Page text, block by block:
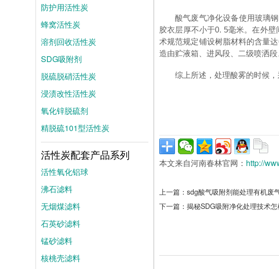
酸气废气净化设备使用玻璃
胶衣层厚不小于0. 5毫米。在外
术规范规定铺设树脂材料的含量
造由贮液箱、进风段、二级喷洒
综上所述，处理酸雾的时候，
本文来自河南春林官网： http://
上一篇： sdg酸气吸附剂能处理有机废
下一篇： 揭秘SDG吸附净化处理技术
防护用活性炭
蜂窝活性炭
溶剂回收活性炭
SDG吸附剂
脱硫脱硝活性炭
浸渍改性活性炭
氧化锌脱硫剂
精脱硫101型活性炭
活性炭配套产品系列
活性氧化铝球
沸石滤料
无烟煤滤料
石英砂滤料
锰砂滤料
核桃壳滤料